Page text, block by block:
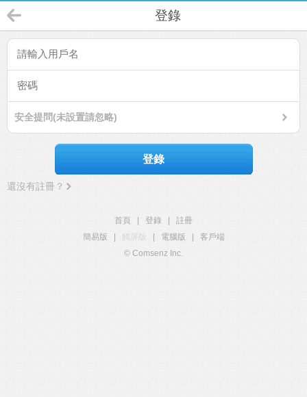
登錄
安全提問(未設置請忽略)
登錄
還沒有註冊？
首頁 登錄
註冊
簡易版
觸屏版 電腦版
客戶端
© Comsenz Inc.